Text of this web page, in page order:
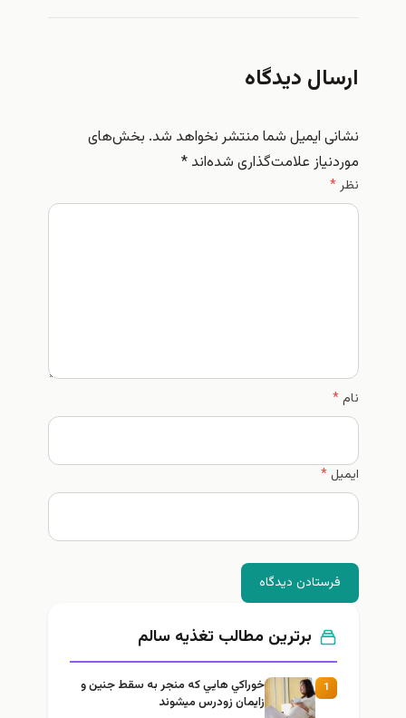
ارسال دیدگاه
نشانی ایمیل شما منتشر نخواهد شد. بخش‌های
موردنیاز علامت‌گذاری شده‌اند*
نظر*
نام*
ایمیل*
فرستادن دیدگاه
برترین مطالب تغذيه سالم
1
خوراكي هايي كه منجر به سقط جنين و
زايمان زودرس ميشوند